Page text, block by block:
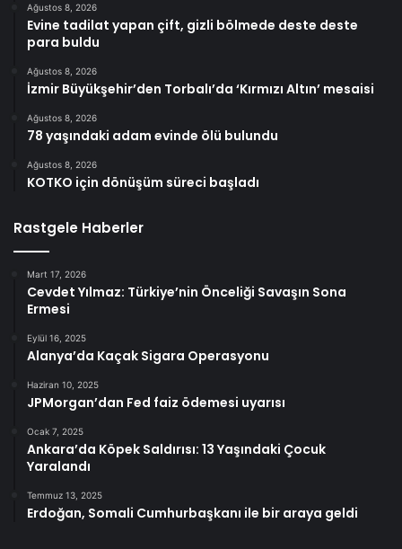
Ağustos 8, 2026
Evine tadilat yapan çift, gizli bölmede deste deste
para buldu
Ağustos 8, 2026
İzmir Büyükşehir’den Torbalı’da ‘Kırmızı Altın’ mesaisi
Ağustos 8, 2026
78 yaşındaki adam evinde ölü bulundu
Ağustos 8, 2026
KOTKO için dönüşüm süreci başladı
Rastgele Haberler
Mart 17, 2026
Cevdet Yılmaz: Türkiye’nin Önceliği Savaşın Sona
Ermesi
Eylül 16, 2025
Alanya’da Kaçak Sigara Operasyonu
Haziran 10, 2025
JPMorgan’dan Fed faiz ödemesi uyarısı
Ocak 7, 2025
Ankara’da Köpek Saldırısı: 13 Yaşındaki Çocuk
Yaralandı
Temmuz 13, 2025
Erdoğan, Somali Cumhurbaşkanı ile bir araya geldi